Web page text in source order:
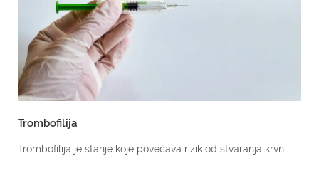
Trombofilija
Trombofilija je stanje koje povećava rizik od stvaranja krvn...